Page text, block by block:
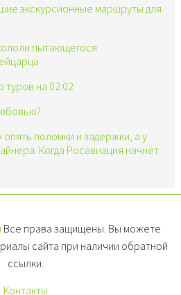
экскурсионные маршруты для
пытающегося
туров на 02.02
опять поломки и задержки, а у
Когда Росавиация начнёт
Все права защищены. Вы можете
сайта при наличии обратной
ссылки.
Контакты